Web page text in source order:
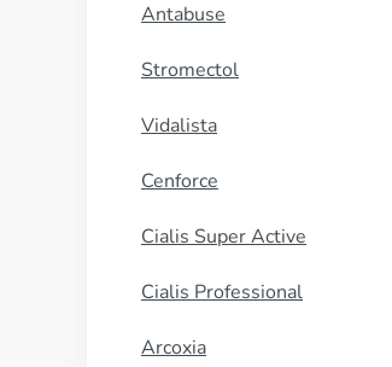
Antabuse
Stromectol
Vidalista
Cenforce
Cialis Super Active
Cialis Professional
Arcoxia